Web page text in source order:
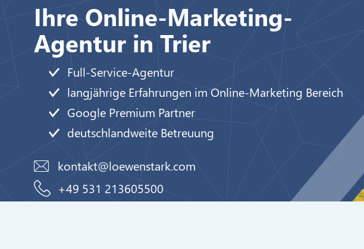
Ihre Online-Marketing-
Agentur in Trier
Full-Service-Agentur
langjährige Erfahrungen im Online-Marketing Bereich
Google Premium Partner
deutschlandweite Betreuung
kontakt@loewenstark.com
+49 531 213605500